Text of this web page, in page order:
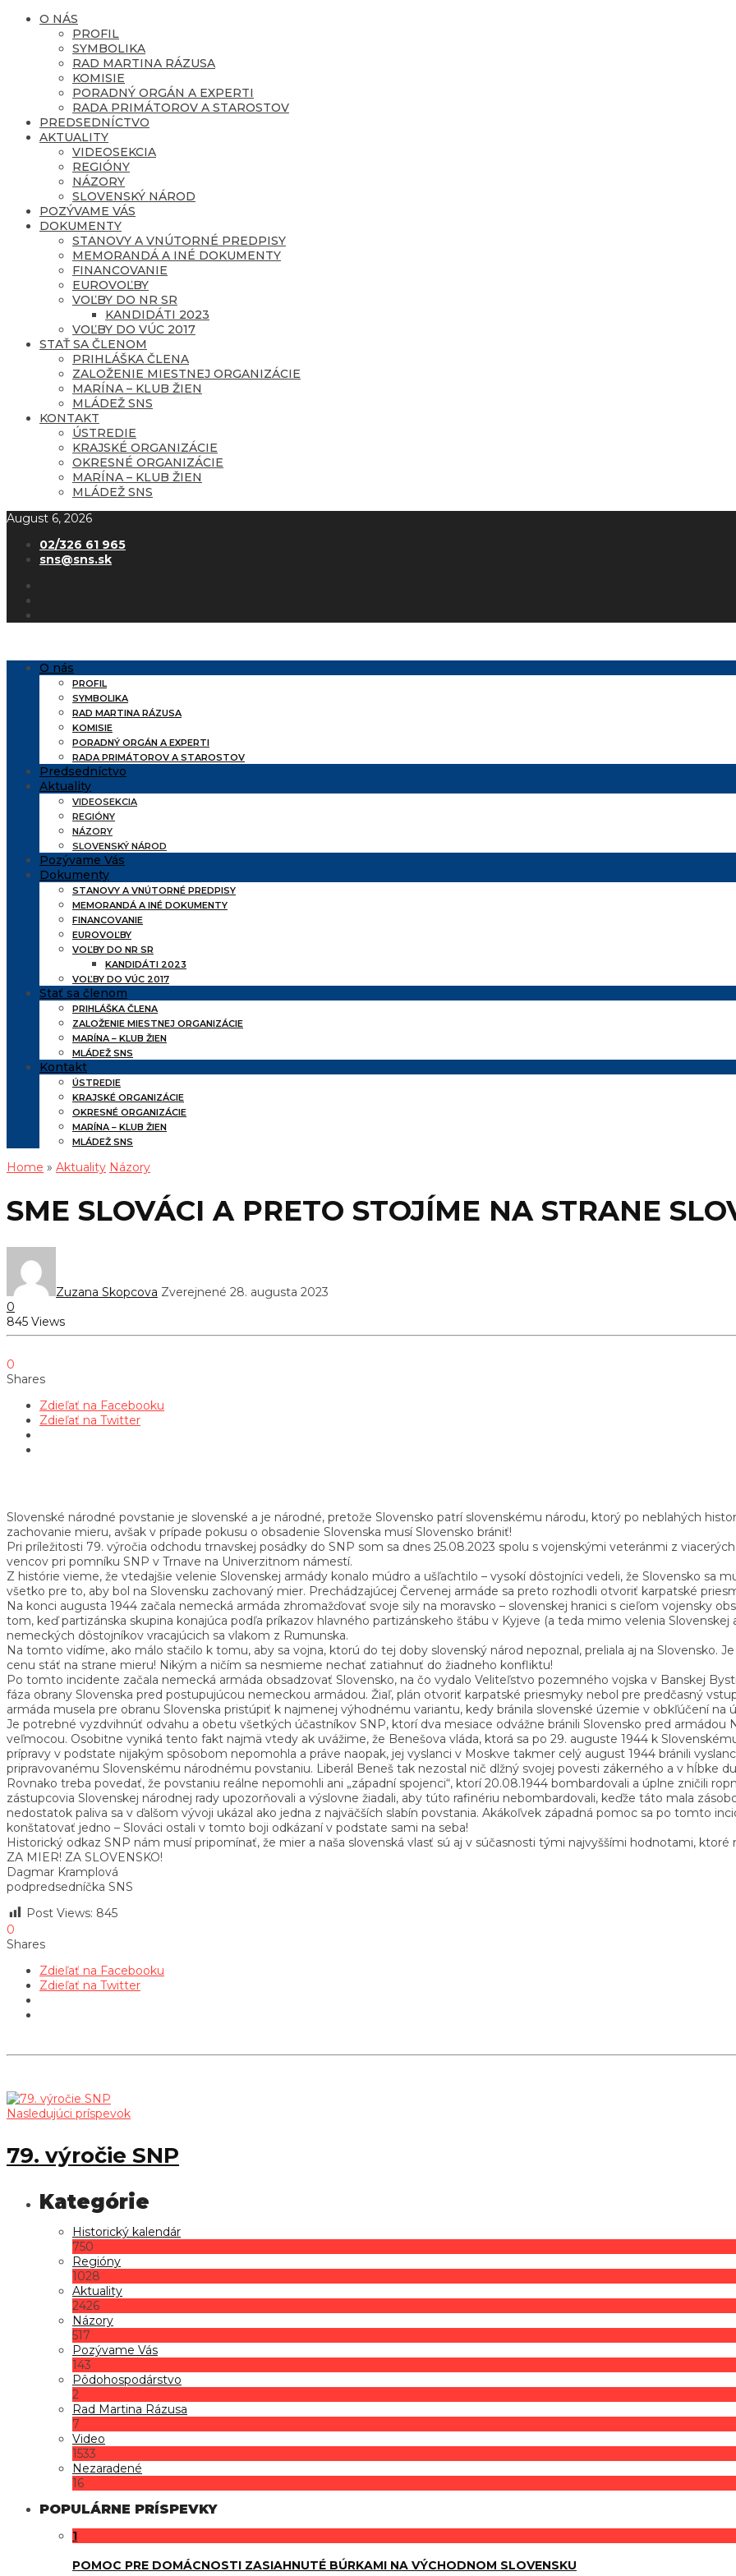
O NÁS
PROFIL
SYMBOLIKA
RAD MARTINA RÁZUSA
KOMISIE
PORADNÝ ORGÁN A EXPERTI
RADA PRIMÁTOROV A STAROSTOV
PREDSEDNÍCTVO
AKTUALITY
VIDEOSEKCIA
REGIÓNY
NÁZORY
SLOVENSKÝ NÁROD
POZÝVAME VÁS
DOKUMENTY
STANOVY A VNÚTORNÉ PREDPISY
MEMORANDÁ A INÉ DOKUMENTY
FINANCOVANIE
EUROVOĽBY
VOĽBY DO NR SR
KANDIDÁTI 2023
VOĽBY DO VÚC 2017
STAŤ SA ČLENOM
PRIHLÁŠKA ČLENA
ZALOŽENIE MIESTNEJ ORGANIZÁCIE
MARÍNA – KLUB ŽIEN
MLÁDEŽ SNS
KONTAKT
ÚSTREDIE
KRAJSKÉ ORGANIZÁCIE
OKRESNÉ ORGANIZÁCIE
MARÍNA – KLUB ŽIEN
MLÁDEŽ SNS
August 6, 2026
02/326 61 965
sns@sns.sk
O nás
PROFIL
SYMBOLIKA
RAD MARTINA RÁZUSA
KOMISIE
PORADNÝ ORGÁN A EXPERTI
RADA PRIMÁTOROV A STAROSTOV
Predsedníctvo
Aktuality
VIDEOSEKCIA
REGIÓNY
NÁZORY
SLOVENSKÝ NÁROD
Pozývame Vás
Dokumenty
STANOVY A VNÚTORNÉ PREDPISY
MEMORANDÁ A INÉ DOKUMENTY
FINANCOVANIE
EUROVOĽBY
VOĽBY DO NR SR
KANDIDÁTI 2023
VOĽBY DO VÚC 2017
Stať sa členom
PRIHLÁŠKA ČLENA
ZALOŽENIE MIESTNEJ ORGANIZÁCIE
MARÍNA – KLUB ŽIEN
MLÁDEŽ SNS
Kontakt
ÚSTREDIE
KRAJSKÉ ORGANIZÁCIE
OKRESNÉ ORGANIZÁCIE
MARÍNA – KLUB ŽIEN
MLÁDEŽ SNS
Home » Aktuality Názory
SME SLOVÁCI A PRETO STOJÍME NA STRANE
Zuzana Skopcova Zverejnené 28. augusta 2023
0
845 Views
0
Shares
Zdieľať na Facebooku
Zdieľať na Twitter
Slovenské národné povstanie je slovenské a je národné, pretože Slovensko patrí slovenskému národu, ktorý po neblahých
zachovanie mieru, avšak v prípade pokusu o obsadenie Slovenska musí Slovensko brániť!
Pri príležitosti 79. výročia odchodu trnavskej posádky do SNP som sa dnes 25.08.2023 spolu s vojenskými veteránmi z
vencov pri pomníku SNP v Trnave na Univerzitnom námestí.
Z histórie vieme, že vtedajšie velenie Slovenskej armády konalo múdro a ušľachtilo – vysokí dôstojníci vedeli, že Slovensko sa
všetko pre to, aby bol na Slovensku zachovaný mier. Prechádzajúcej Červenej armáde sa preto rozhodli otvoriť karpatské
Na konci augusta 1944 začala nemecká armáda zhromažďovať svoje sily na moravsko – slovenskej hranici s cieľom vojensky
tom, keď partizánska skupina konajúca podľa príkazov hlavného partizánskeho štábu v Kyjeve (a teda mimo velenia
nemeckých dôstojníkov vracajúcich sa vlakom z Rumunska.
Na tomto vidíme, ako málo stačilo k tomu, aby sa vojna, ktorú do tej doby slovenský národ nepoznal, preliala aj na Slovensko.
cenu stáť na strane mieru! Nikým a ničím sa nesmieme nechať zatiahnuť do žiadneho konfliktu!
Po tomto incidente začala nemecká armáda obsadzovať Slovensko, na čo vydalo Veliteľstvo pozemného vojska v Banskej
fáza obrany Slovenska pred postupujúcou nemeckou armádou. Žiaľ, plán otvoriť karpatské priesmyky nebol pre predčasný
armáda musela pre obranu Slovenska pristúpiť k najmenej výhodnému variantu, kedy bránila slovenské územie v obkľúčení na
Je potrebné vyzdvihnúť odvahu a obetu všetkých účastníkov SNP, ktorí dva mesiace odvážne bránili Slovensko pred
veľmocou. Osobitne vyniká tento fakt najmä vtedy ak uvážime, že Benešova vláda, ktorá sa po 29. auguste 1944 k
prípravy v podstate nijakým spôsobom nepomohla a práve naopak, jej vyslanci v Moskve takmer celý august 1944 bránili
pripravovanému Slovenskému národnému povstaniu. Liberál Beneš tak nezostal nič dlžný svojej povesti zákerného a v hĺbke
Rovnako treba povedať, že povstaniu reálne nepomohli ani „západní spojenci“, ktorí 20.08.1944 bombardovali a úplne zničili
zástupcovia Slovenskej národnej rady upozorňovali a výslovne žiadali, aby túto rafinériu nebombardovali, keďže táto mala
nedostatok paliva sa v ďalšom vývoji ukázal ako jedna z najväčších slabín povstania. Akákoľvek západná pomoc sa po tomto
konštatovať jedno – Slováci ostali v tomto boji odkázaní v podstate sami na seba!
Historický odkaz SNP nám musí pripomínať, že mier a naša slovenská vlasť sú aj v súčasnosti tými najvyššími hodnotami,
ZA MIER! ZA SLOVENSKO!
Dagmar Kramplová
podpredsedníčka SNS
Post Views: 845
0
Shares
Zdieľať na Facebooku
Zdieľať na Twitter
Nasledujúci príspevok
79. výročie SNP
Historický kalendár
750
Regióny
1028
Aktuality
2426
Názory
517
Pozývame Vás
143
Pôdohospodárstvo
2
Rad Martina Rázusa
7
Video
1533
Nezaradené
16
POPULÁRNE PRÍSPEVKY
1
POMOC PRE DOMÁCNOSTI ZASIAHNUTÉ BÚRKAMI NA VÝCHODNOM SLOVENSKU